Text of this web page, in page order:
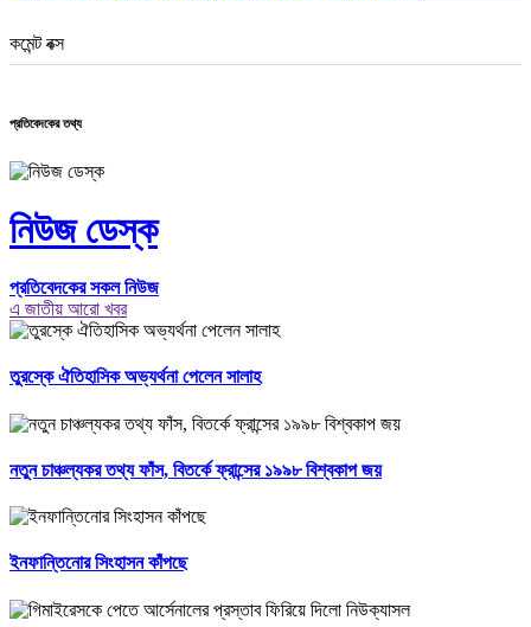
কমেন্ট বক্স
প্রতিবেদকের তথ্য
নিউজ ডেস্ক
প্রতিবেদকের সকল নিউজ
এ জাতীয় আরো খবর
তুরস্কে ঐতিহাসিক অভ্যর্থনা পেলেন সালাহ
নতুন চাঞ্চল্যকর তথ্য ফাঁস, বিতর্কে ফ্রান্সের ১৯৯৮ বিশ্বকাপ জয়
ইনফান্তিনোর সিংহাসন কাঁপছে